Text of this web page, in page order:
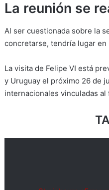
La reunión se
Al ser cuestionada sobre la
concretarse, tendría lugar en
La visita de Felipe VI está
y Uruguay el próximo 26 de
internacionales vinculadas al